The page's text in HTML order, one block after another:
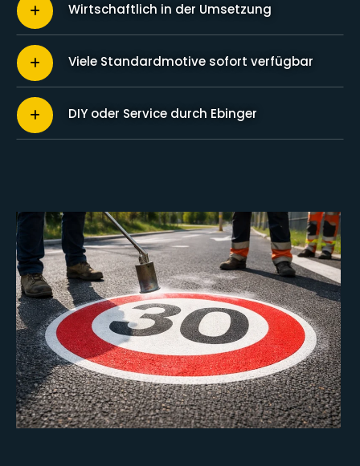
Wirtschaftlich in der Umsetzung
Viele Standardmotive sofort verfügbar
DIY oder Service durch Ebinger